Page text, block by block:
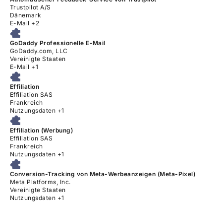
Firma:
Trustpilot A/S
Verarbeitungsort:
Dänemark
Verarbeitete personenbezogene Daten:
E-Mail +2
GoDaddy Professionelle E-Mail
Firma:
GoDaddy.com, LLC
Verarbeitungsort:
Vereinigte Staaten
Verarbeitete personenbezogene Daten:
E-Mail +1
Effiliation
Firma:
Effiliation SAS
Verarbeitungsort:
Frankreich
Verarbeitete personenbezogene Daten:
Nutzungsdaten +1
Effiliation (Werbung)
Firma:
Effiliation SAS
Verarbeitungsort:
Frankreich
Verarbeitete personenbezogene Daten:
Nutzungsdaten +1
Conversion-Tracking von Meta-Werbeanzeigen (Meta-Pixel)
Firma:
Meta Platforms, Inc.
Verarbeitungsort:
Vereinigte Staaten
Verarbeitete personenbezogene Daten:
Nutzungsdaten +1